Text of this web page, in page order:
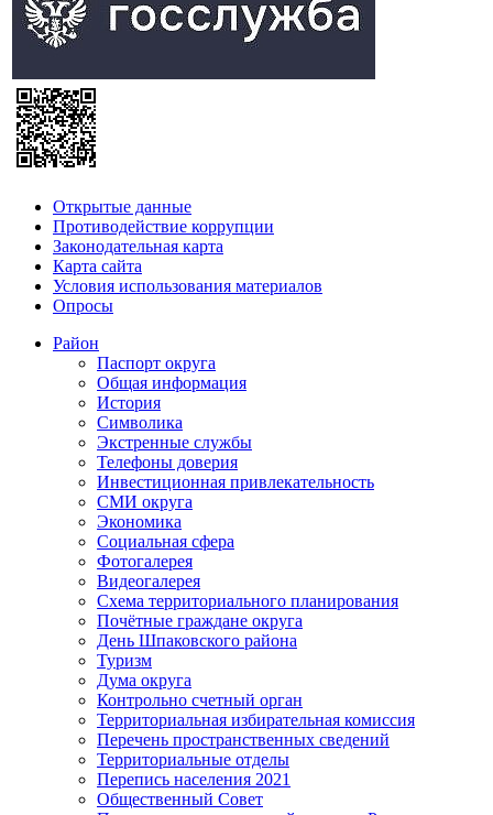
Открытые данные
Противодействие коррупции
Законодательная карта
Карта сайта
Условия использования материалов
Опросы
Район
Паспорт округа
Общая информация
История
Символика
Экстренные службы
Телефоны доверия
Инвестиционная привлекательность
СМИ округа
Экономика
Социальная сфера
Фотогалерея
Видеогалерея
Схема территориального планирования
Почётные граждане округа
День Шпаковского района
Туризм
Дума округа
Контрольно счетный орган
Территориальная избирательная комиссия
Перечень пространственных сведений
Территориальные отделы
Перепись населения 2021
Общественный Совет